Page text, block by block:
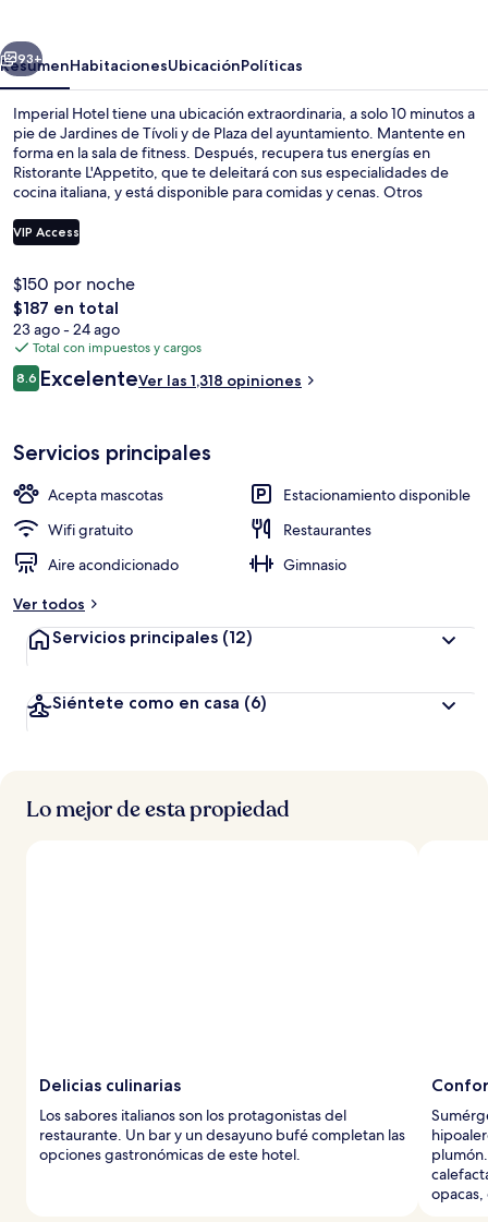
Siguiente
93+
ResumenHabitacionesUbicaciónPolíticas
Imperial Hotel tiene una ubicación extraordinaria, a solo 10 minutos a
pie de Jardines de Tívoli y de Plaza del ayuntamiento. Mantente en
forma en la sala de fitness. Después, recupera tus energías en
Ristorante L'Appetito, que te deleitará con sus especialidades de
cocina italiana, y está disponible para comidas y cenas. Otros
snack bar o deli. A otros visitantes les gusta que la propiedad está a
una corta distancia a pie de opciones de transporte público:
Rådhuspladsen está a 8 minutos.
VIP Access
$150 por noche
El
precio
total
es
de
$187 en total
23 ago - 24 ago
Total con impuestos y cargos
Opiniones
8.68.6 de 10,
ExcelenteVer las 1,318 opiniones
Servicios principales
Acepta mascotas
Estacionamiento disponible
Wifi gratuito
Restaurantes
Aire acondicionado
Gimnasio
Ver todos
Servicios principales (12)
Siéntete como en casa (6)
Lo mejor de esta propiedad
Delicias culinarias
Los sabores italianos son los protagonistas del
restaurante. Un bar y un desayuno bufé completan las
opciones gastronómicas de este hotel.
opacas,